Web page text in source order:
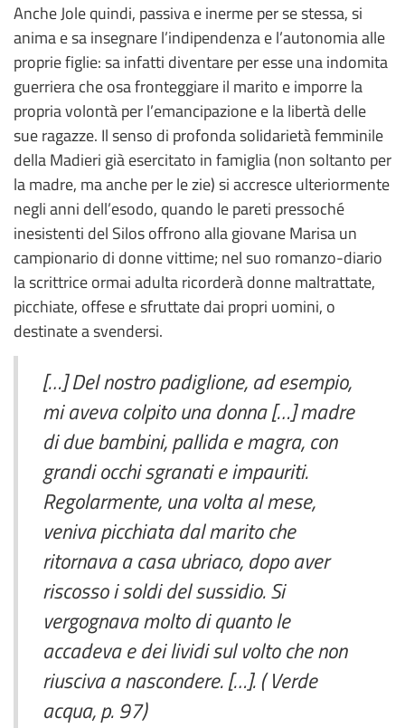
Anche Jole quindi, passiva e inerme per se stessa, si
anima e sa insegnare l’indipendenza e l’autonomia alle
proprie figlie: sa infatti diventare per esse una indomita
guerriera che osa fronteggiare il marito e imporre la
propria volontà per l’emancipazione e la libertà delle
sue ragazze. Il senso di profonda solidarietà femminile
della Madieri già esercitato in famiglia (non soltanto per
la madre, ma anche per le zie) si accresce ulteriormente
negli anni dell’esodo, quando le pareti pressoché
inesistenti del Silos offrono alla giovane Marisa un
campionario di donne vittime; nel suo romanzo-diario
la scrittrice ormai adulta ricorderà donne maltrattate,
picchiate, offese e sfruttate dai propri uomini, o
destinate a svendersi.
[…] Del nostro padiglione, ad esempio,
mi aveva colpito una donna […] madre
di due bambini, pallida e magra, con
grandi occhi sgranati e impauriti.
Regolarmente, una volta al mese,
veniva picchiata dal marito che
ritornava a casa ubriaco, dopo aver
riscosso i soldi del sussidio. Si
vergognava molto di quanto le
accadeva e dei lividi sul volto che non
riusciva a nascondere. […]. ( Verde
acqua, p. 97)